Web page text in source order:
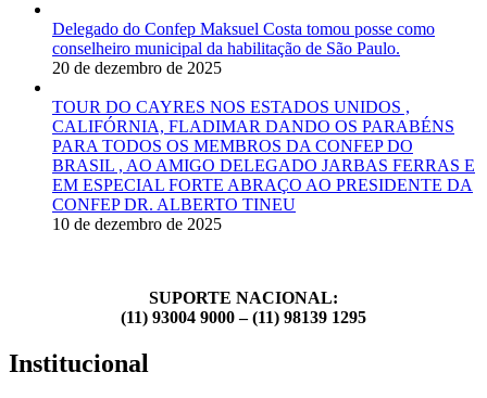
Delegado do Confep Maksuel Costa tomou posse como
conselheiro municipal da habilitação de São Paulo.
20 de dezembro de 2025
TOUR DO CAYRES NOS ESTADOS UNIDOS ,
CALIFÓRNIA, FLADIMAR DANDO OS PARABÉNS
PARA TODOS OS MEMBROS DA CONFEP DO
BRASIL , AO AMIGO DELEGADO JARBAS FERRAS E
EM ESPECIAL FORTE ABRAÇO AO PRESIDENTE DA
CONFEP DR. ALBERTO TINEU
10 de dezembro de 2025
SUPORTE NACIONAL:
(11) 93004 9000 – (11) 98139 1295
Institucional